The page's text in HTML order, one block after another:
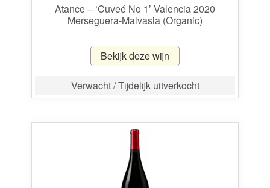
Atance – ‘Cuveé No 1’ Valencia 2020
Merseguera-Malvasia (Organic)
Bekijk deze wijn
Verwacht / Tijdelijk uitverkocht